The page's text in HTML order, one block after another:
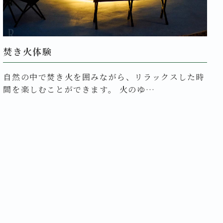
焚き火体験
自然の中で焚き火を囲みながら、リラックスした時
間を楽しむことができます。 火のゆ…